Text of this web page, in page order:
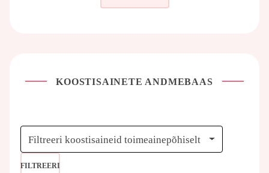
KOOSTISAINETE ANDMEBAAS
Filtreeri koostisaineid toimeainepõhiselt
FILTREERI